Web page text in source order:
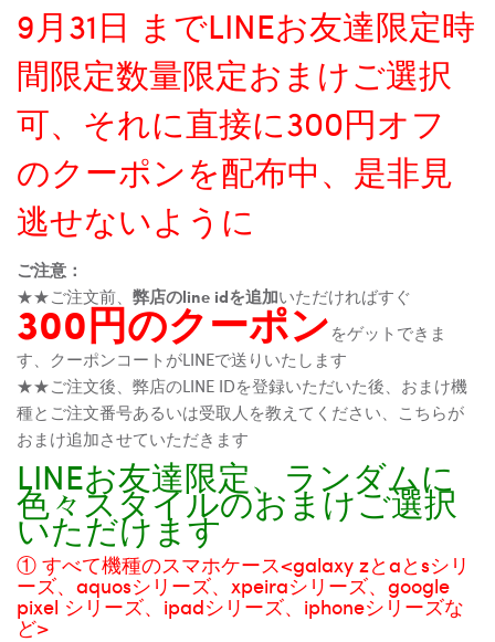
9月31日 までLINEお友達限定時
間限定数量限定おまけご選択
可、それに直接に300円オフ
のクーポンを配布中、是非見
逃せないように
ご注意：
★★ご注文前、 弊店のline idを追加いただければすぐ
300円のクーポンをゲットできま
す、クーポンコートがLINEで送りいたします
★★ご注文後、弊店のLINE IDを登録いただいた後、おまけ機
種とご注文番号あるいは受取人を教えてください、こちらが
おまけ追加させていただきます
LINEお友達限定、ランダムに
色々スタイルのおまけご選択
いただけます
① すべて機種のスマホケース<galaxy zとaとsシリ
ーズ、aquosシリーズ、xpeiraシリーズ、google
pixel シリーズ、ipadシリーズ、iphoneシリーズな
ど>